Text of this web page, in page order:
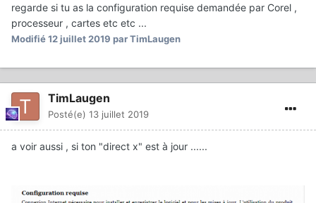
regarde si tu as la configuration requise demandée par Corel ,
processeur , cartes etc etc ...
Modifié12 juillet 2019 par TimLaugen
TimLaugen
Posté(e) 13 juillet 2019
a voir aussi , si ton "direct x" est à jour ......